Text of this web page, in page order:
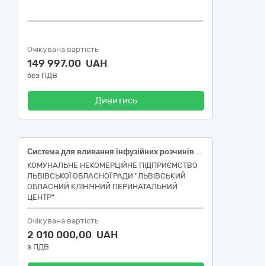
Очікувана вартість
149 997,00 UAH
без ПДВ
Дивитись
Система для вливання інфузійних розчинів (катетер 24G з пластирем) (код НК 021:2023: 43324 - Система для переливання рідин загального призначення; код НК 031:2024: Z12030385 - Інструменти для інфузії – витратні матеріали); Система для вливання інфузійних розчинів (катетер 22G з пластирем) (код НК 021:2023: 43325 - Система для переливання рідин загального призначення; код НК 031:2024: Z12030385 -Іінструменти для інфузії – витратні матеріали); Система ПР 21-01 Пластмед (код НК 021:2023: 43326 - Система для переливання рідин загального призначення; код НК 031:2024: Z12030385 - Інструменти для інфузії – витратні матеріали); Голки для спінальної анестезії Олівець EGEMEN®(Турречина) PenPen® TSPPK27103 пр. (код НК 021:2023: 35212 – Голка спінальна, одноразового застосування; код НК 031:2024: A01030101 - Голки і набори для проведення спінальної анестезії); Голка для спінальної анестезії «ВОЛЕС» 22G одноразового використання стерильна (код НК 021:2023: 35212 – Голка спінальна, одноразового застосування; код НК 031:2024: A01030101 - Голки і набори для проведення спінальної анестезії); Шприц ін’єкційний безпечний одноразового застосування, Luer Lock, 20мл, з захисним чохлом, з голкою 21G (0,8×40мм) Mediprim (код НК 021:2023: 47017 - Шприц загального призначення одноразового використання; код НК 031:2024: A0201 - Одноразові шприці); Шприц BLADE Simple 50 мл. 3-ох Luer Lock (G18*40 mm) з прозорим поршнем (код НК 021:2023: 47017 - Шприц загального призначення одноразового використання; код НК 031:2024: A0201 - Одноразові шприці)
КОМУНАЛЬНЕ НЕКОМЕРЦІЙНЕ ПІДПРИЄМСТВО
ЛЬВІВСЬКОЇ ОБЛАСНОЇ РАДИ "ЛЬВІВСЬКИЙ
ОБЛАСНИЙ КЛІНІЧНИЙ ПЕРИНАТАЛЬНИЙ
ЦЕНТР"
Очікувана вартість
2 010 000,00 UAH
з ПДВ